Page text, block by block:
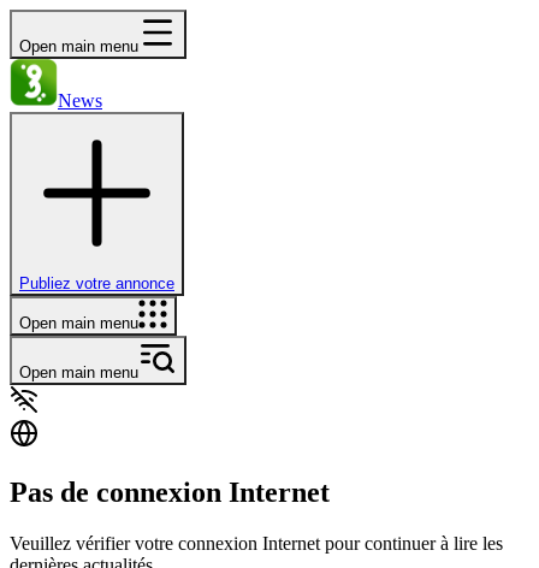
Open main menu
News
Publiez votre annonce
Open main menu
Open main menu
Pas de connexion Internet
Veuillez vérifier votre connexion Internet pour continuer à lire les